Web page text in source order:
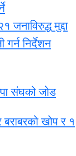
जनाविरुद्ध मुद्दा
निर्देशन
संघको जोड
खोप र १